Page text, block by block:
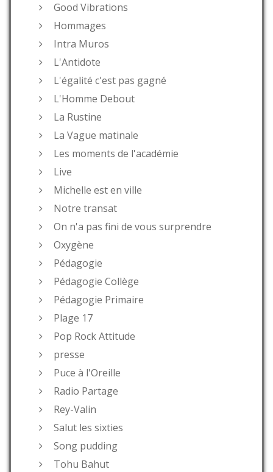
Good Vibrations
Hommages
Intra Muros
L'Antidote
L'égalité c'est pas gagné
L'Homme Debout
La Rustine
La Vague matinale
Les moments de l'académie
Live
Michelle est en ville
Notre transat
On n'a pas fini de vous surprendre
Oxygène
Pédagogie
Pédagogie Collège
Pédagogie Primaire
Plage 17
Pop Rock Attitude
presse
Puce à l'Oreille
Radio Partage
Rey-Valin
Salut les sixties
Song pudding
Tohu Bahut